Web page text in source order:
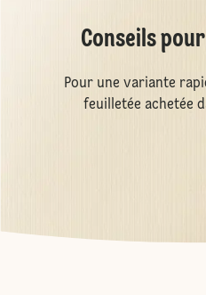
Conseils
Pour une variante
feuilletée achetée